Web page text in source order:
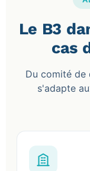
Le B3
cas
Du comité de
s'adapte